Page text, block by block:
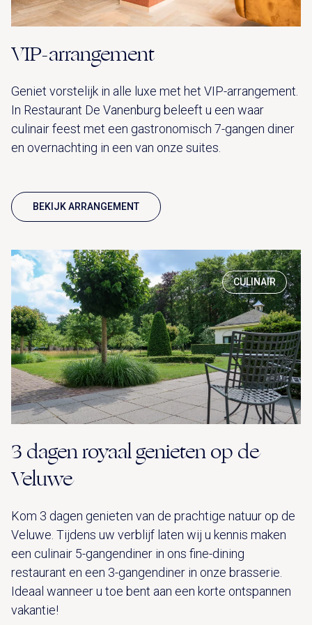
VIP-arrangement
Geniet vorstelijk in alle luxe met het VIP-arrangement.
In Restaurant De Vanenburg beleeft u een waar
culinair feest met een gastronomisch 7-gangen diner
en overnachting in een van onze suites.
BEKIJK ARRANGEMENT
CULINAIR
3 dagen royaal genieten op de
Veluwe
Kom 3 dagen genieten van de prachtige natuur op de
Veluwe. Tijdens uw verblijf laten wij u kennis maken
een culinair 5-gangendiner in ons fine-dining
restaurant en een 3-gangendiner in onze brasserie.
Ideaal wanneer u toe bent aan een korte ontspannen
vakantie!